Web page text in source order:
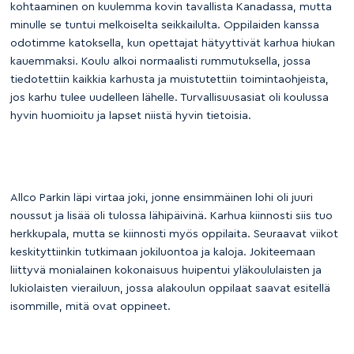
kohtaaminen on kuulemma kovin tavallista Kanadassa, mutta
minulle se tuntui melkoiselta seikkailulta. Oppilaiden kanssa
odotimme katoksella, kun opettajat hätyyttivät karhua hiukan
kauemmaksi. Koulu alkoi normaalisti rummutuksella, jossa
tiedotettiin kaikkia karhusta ja muistutettiin toimintaohjeista,
jos karhu tulee uudelleen lähelle. Turvallisuusasiat oli koulussa
hyvin huomioitu ja lapset niistä hyvin tietoisia.
Allco Parkin läpi virtaa joki, jonne ensimmäinen lohi oli juuri
noussut ja lisää oli tulossa lähipäivinä. Karhua kiinnosti siis tuo
herkkupala, mutta se kiinnosti myös oppilaita. Seuraavat viikot
keskityttiinkin tutkimaan jokiluontoa ja kaloja. Jokiteemaan
liittyvä monialainen kokonaisuus huipentui yläkoululaisten ja
lukiolaisten vierailuun, jossa alakoulun oppilaat saavat esitellä
isommille, mitä ovat oppineet.